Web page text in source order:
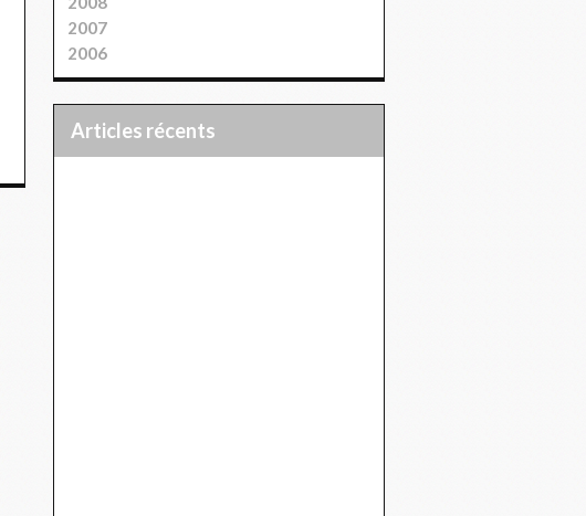
2007
2006
articles récents